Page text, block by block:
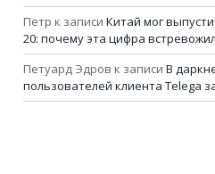
Петр к записи Китай мог
20: почему эта цифра
Петуард Эдров к записи В
пользователей клиента Telega